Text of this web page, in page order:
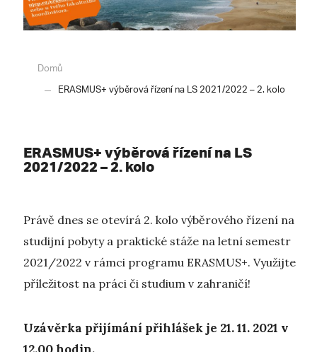
Domů
ERASMUS+ výběrová řízení na LS 2021/2022 – 2. kolo
ERASMUS+ výběrová řízení na LS
2021/2022 – 2. kolo
Právě dnes se otevírá 2. kolo výběrového řízení na
studijní pobyty a praktické stáže na letní semestr
2021/2022 v rámci programu ERASMUS+. Využijte
příležitost na práci či studium v zahraničí!
Uzávěrka přijímání přihlášek je 21. 11. 2021 v